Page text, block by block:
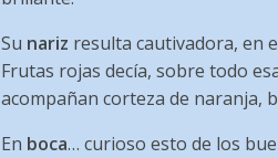
Su nariz resulta cautivadora, en
Frutas rojas decía, sobre todo
acompañan corteza de naranja,
En boca… curioso esto de los